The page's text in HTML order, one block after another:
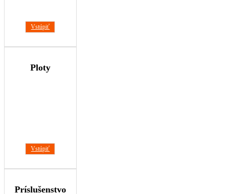
Vstúpiť
Ploty
Vstúpiť
Príslušenstvo